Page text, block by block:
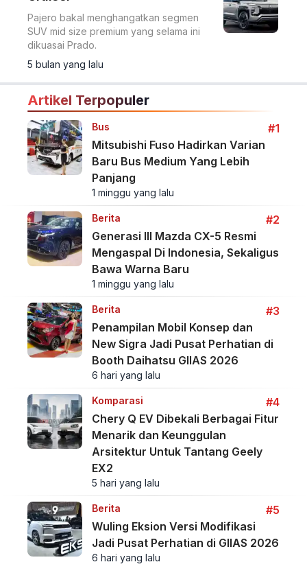
Pajero bakal menghangatkan segmen
SUV mid size premium yang selama ini
dikuasai Prado.
5 bulan yang lalu
Artikel Terpopuler
Bus
#1
Mitsubishi Fuso Hadirkan Varian
Baru Bus Medium Yang Lebih
Panjang
1 minggu yang lalu
Berita
#2
Generasi III Mazda CX-5 Resmi
Mengaspal Di Indonesia, Sekaligus
Bawa Warna Baru
1 minggu yang lalu
Berita
#3
Penampilan Mobil Konsep dan
New Sigra Jadi Pusat Perhatian di
Booth Daihatsu GIIAS 2026
6 hari yang lalu
Komparasi
#4
Chery Q EV Dibekali Berbagai Fitur
Menarik dan Keunggulan
Arsitektur Untuk Tantang Geely
EX2
5 hari yang lalu
Berita
#5
Wuling Eksion Versi Modifikasi
Jadi Pusat Perhatian di GIIAS 2026
6 hari yang lalu